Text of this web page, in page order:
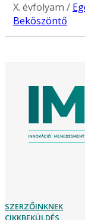
X. évfolyam /
Beköszöntő
SZERZŐINKNEK
CIKKBEKÜLDÉS